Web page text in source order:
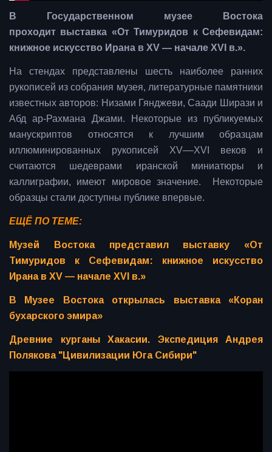
В Государственном музее Востока
проходит выставка «От Тимуридов к Сефевидам:
книжное искусство Ирана в XV — начале XVI в.».
На стендах представлены шесть наиболее ранних
рукописей из собрания музея, литературные памятники
известных авторов: Низами Гянджеви, Саади Ширази и
Абд ар-Рахмана Джами. Некоторые из публикуемых
манускриптов относятся к лучшим образцам
иллюминированных рукописей XV––XVI веков и
считаются шедеврами иранской миниатюры и
каллиграфии, имеют мировое значение. Некоторые
образцы стали доступны публике впервые.
ЕЩЁ ПО ТЕМЕ:
Музей Востока представил выставку «От
Тимуридов к Сефевидам: книжное искусство
Ирана в XV — начале XVI в.»
В Музее Востока открылась выставка «Коран
бухарского эмира»
Древние курганы Хакасии. Экспедиция Андрея
Полякова "Цивилизации Юга Сибири"